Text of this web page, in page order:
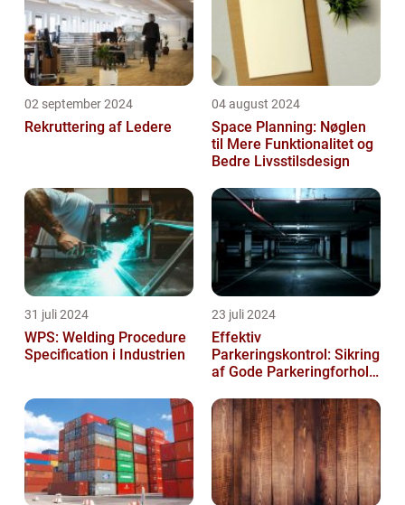
02 september 2024
Rekruttering af Ledere
04 august 2024
Space Planning: Nøglen
til Mere Funktionalitet og
Bedre Livsstilsdesign
31 juli 2024
WPS: Welding Procedure
Specification i Industrien
23 juli 2024
Effektiv
Parkeringskontrol: Sikring
af Gode Parkeringforhold